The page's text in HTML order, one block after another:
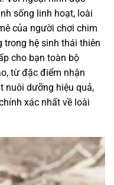
sống linh hoạt, loài
của người chơi chim
trong hệ sinh thái thiên
cho bạn toàn bộ
từ đặc điểm nhận
nuôi dưỡng hiệu quả,
xác nhất về loài